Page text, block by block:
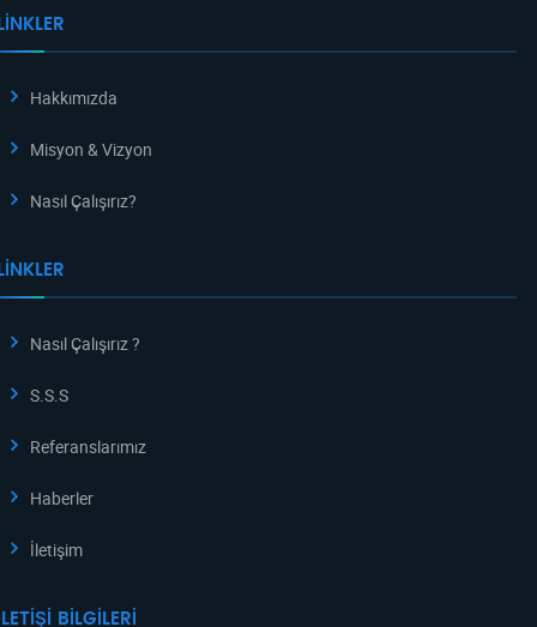
Hakkımızda
Misyon & Vizyon
Nasıl Çalışırız?
Nasıl Çalışırız ?
S.S.S
Referanslarımız
Haberler
İletişim
BILGILERI